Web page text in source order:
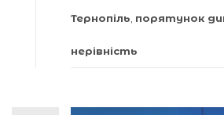
Тернопіль порятунок
нерівність